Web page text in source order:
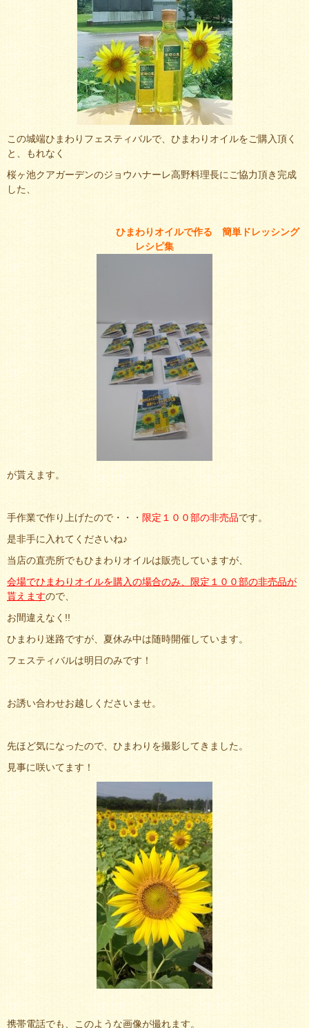
この城端ひまわりフェスティバルで、ひまわりオイルをご購入頂く
と、もれなく
桜ヶ池クアガーデンのジョウハナーレ高野料理長にご協力頂き完成
した、
ひまわりオイルで作る 簡単ドレッシング
レシピ集
が貰えます。
手作業で作り上げたので・・・ 限定１００部の非売品です。
是非手に入れてくださいね♪
当店の直売所でもひまわりオイルは販売していますが、
会場でひまわりオイルを購入の場合のみ、 限定１００部の非売品が
貰えますので、
お間違えなく!!
ひまわり迷路ですが、夏休み中は随時開催しています。
フェスティバルは明日のみです！
お誘い合わせお越しくださいませ。
先ほど気になったので、ひまわりを撮影してきました。
見事に咲いてます！
携帯電話でも、このような画像が撮れます。